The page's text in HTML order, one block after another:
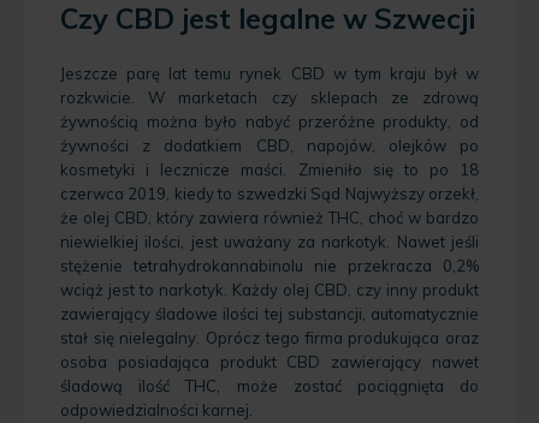
Czy CBD jest legalne w Szwecji
Jeszcze parę lat temu rynek CBD w tym kraju był w
rozkwicie. W marketach czy sklepach ze zdrową
żywnością można było nabyć przeróżne produkty, od
żywności z dodatkiem CBD, napojów, olejków po
kosmetyki i lecznicze maści. Zmieniło się to po 18
czerwca 2019, kiedy to szwedzki Sąd Najwyższy orzekł,
że olej CBD, który zawiera również THC, choć w bardzo
niewielkiej ilości, jest uważany za narkotyk. Nawet jeśli
stężenie tetrahydrokannabinolu nie przekracza 0,2%
wciąż jest to narkotyk. Każdy olej CBD, czy inny produkt
zawierający śladowe ilości tej substancji, automatycznie
stał się nielegalny. Oprócz tego firma produkująca oraz
osoba posiadająca produkt CBD zawierający nawet
śladową ilość THC, może zostać pociągnięta do
odpowiedzialności karnej.